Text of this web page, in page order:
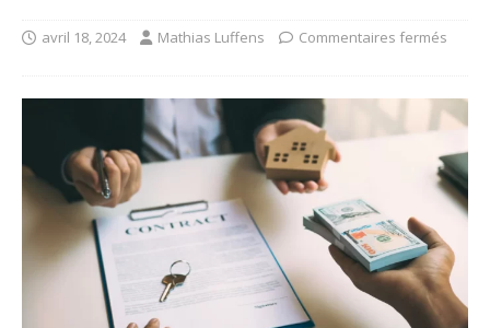
avril 18, 2024 Mathias Luffens Commentaires fermés